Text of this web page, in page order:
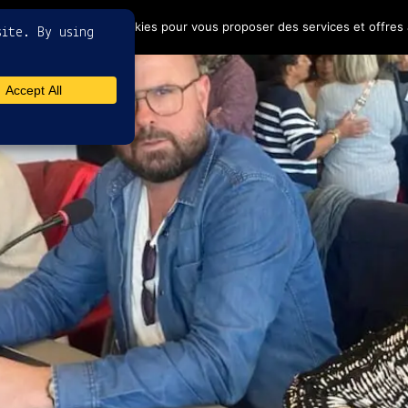
l'utilisation de cookies pour vous proposer des services et